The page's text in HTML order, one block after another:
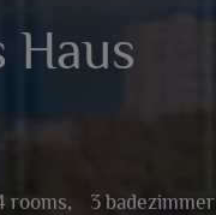
Haus
rooms, 3 badezimmer